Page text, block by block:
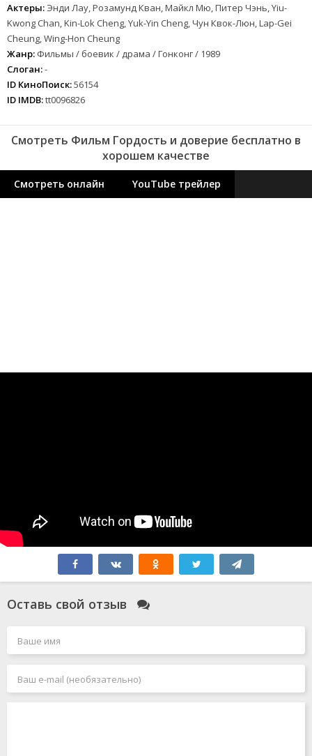
Актеры: Энди Лау, Розамунд Кван, Майкл Мю, Питер Чэнь, Yiu-
Kwong Chan, Kin-Lok Cheng, Yuk-Yin Cheng, Чун Квок-Люн, Lap-Gei
Cheung, Wing-Hon Cheung
Жанр: Фильмы / боевик / драма / Гонконг / 1989
Слоган:-
ID КиноПоиск:56154
ID IMDB:tt0096826
Смотреть Фильм Гордость и доверие бесплатно в
хорошем качестве
Смотреть онлайн YouTube трейлер
Оставь свой отзыв